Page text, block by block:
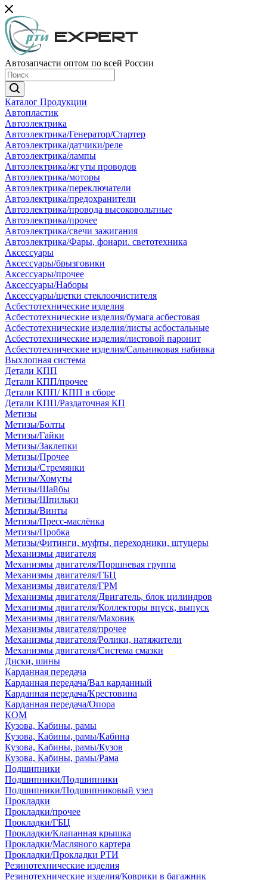
Автозапчасти оптом по всей России
Каталог Продукции
Автопластик
Автоэлектрика
Автоэлектрика/Генератор/Стартер
Автоэлектрика/датчики/реле
Автоэлектрика/лампы
Автоэлектрика/жгуты проводов
Автоэлектрика/моторы
Автоэлектрика/переключатели
Автоэлектрика/предохранители
Автоэлектрика/провода высоковольтные
Автоэлектрика/прочее
Автоэлектрика/свечи зажигания
Автоэлектрика/Фары, фонари. светотехника
Аксессуары
Аксессуары/брызговики
Аксессуары/прочее
Аксессуары/Наборы
Аксессуары/щетки стеклоочистителя
Асбестотехнические изделия
Асбестотехнические изделия/бумага асбестовая
Асбестотехнические изделия/листы асбостальные
Асбестотехнические изделия/листовой паронит
Асбестотехнические изделия/Сальниковая набивка
Выхлопная система
Детали КПП
Детали КПП/прочее
Детали КПП/ КПП в сборе
Детали КПП/Раздаточная КП
Метизы
Метизы/Болты
Метизы/Гайки
Метизы/Заклепки
Метизы/Прочее
Метизы/Стремянки
Метизы/Хомуты
Метизы/Шайбы
Метизы/Шпильки
Метизы/Винты
Метизы/Пресс-маслёнка
Метизы/Пробка
Метизы/Фитинги, муфты, переходники, штуцеры
Механизмы двигателя
Механизмы двигателя/Поршневая группа
Механизмы двигателя/ГБЦ
Механизмы двигателя/ГРМ
Механизмы двигателя/Двигатель, блок цилиндров
Механизмы двигателя/Коллекторы впуск, выпуск
Механизмы двигателя/Маховик
Механизмы двигателя/прочее
Механизмы двигателя/Ролики, натяжители
Механизмы двигателя/Система смазки
Диски, шины
Карданная передача
Карданная передача/Вал карданный
Карданная передача/Крестовина
Карданная передача/Опора
КОМ
Кузова, Кабины, рамы
Кузова, Кабины, рамы/Кабина
Кузова, Кабины, рамы/Кузов
Кузова, Кабины, рамы/Рама
Подшипники
Подшипники/Подшипники
Подшипники/Подшипниковый узел
Прокладки
Прокладки/прочее
Прокладки/ГБЦ
Прокладки/Клапанная крышка
Прокладки/Масляного картера
Прокладки/Прокладки РТИ
Резинотехнические изделия
Резинотехнические изделия/Коврики в багажник